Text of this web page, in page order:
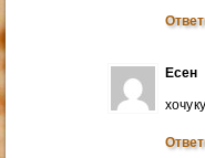
Есен
хочу